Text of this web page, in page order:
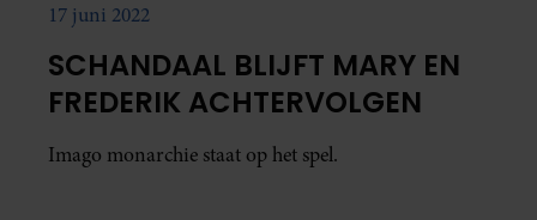
17 juni 2022
SCHANDAAL BLIJFT MARY EN
FREDERIK ACHTERVOLGEN
Imago monarchie staat op het spel.